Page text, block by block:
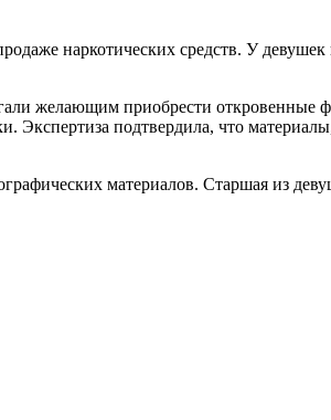
наркотических средств. У
желающим приобрести
подтвердила, что
материалов. Старшая из